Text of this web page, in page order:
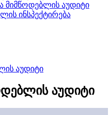
მიმწოდებლის აუდიტი
ინსპექტირება
აუდიტი
აუდიტი